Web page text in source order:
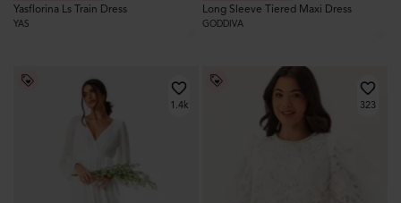
Yasflorina Ls Train Dress
YAS
Long Sleeve Tiered Maxi Dress
GODDIVA
1.4k 323